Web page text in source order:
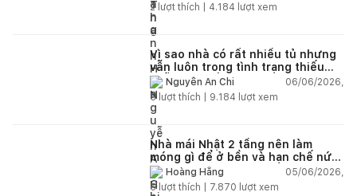
2lượt thích | 4.184 lượt xem
Vì sao nhà có rất nhiều tủ nhưng
vẫn luôn trong tình trạng thiếu
chỗ chứa đồ?
Nguyễn An Chi
06/06/2026,
5lượt thích | 9.184 lượt xem
Nhà mái Nhật 2 tầng nên làm
móng gì để ở bền và hạn chế nứt
lún?Hoàng Hằng
05/06/2026,
5lượt thích | 7.870 lượt xem